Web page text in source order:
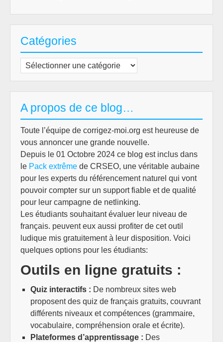
Catégories
Catégories
A propos de ce blog…
Toute l’équipe de corrigez-moi.org est heureuse de
vous annoncer une grande nouvelle.
Depuis le 01 Octobre 2024 ce blog est inclus dans
le Pack extrême de CRSEO, une véritable aubaine
pour les experts du référencement naturel qui vont
pouvoir compter sur un support fiable et de qualité
pour leur campagne de netlinking.
Les étudiants souhaitant évaluer leur niveau de
français. peuvent eux aussi profiter de cet outil
ludique mis gratuitement à leur disposition. Voici
quelques options pour les étudiants:
Outils en ligne gratuits :
Quiz interactifs : De nombreux sites web
proposent des quiz de français gratuits, couvrant
différents niveaux et compétences (grammaire,
vocabulaire, compréhension orale et écrite).
Plateformes d’apprentissage : Des